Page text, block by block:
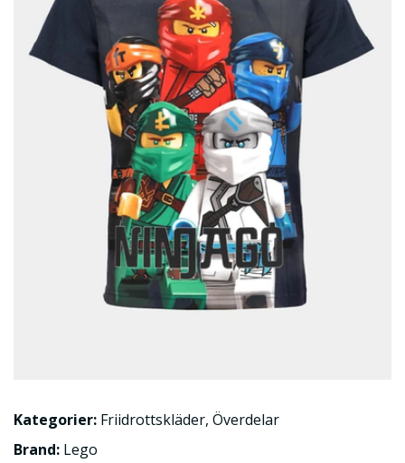
Kategorier: Friidrottskläder, Överdelar
Brand: Lego